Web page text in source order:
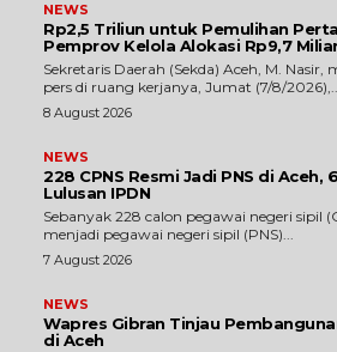
NEWS
Rp2,5 Triliun untuk Pemulihan
Pemprov Kelola Alokasi Rp9,7
‎Sekretaris Daerah (Sekda) Aceh, M. Nasir,
pers di ruang kerjanya, Jumat (7/8/
8 August 2026
NEWS
228 CPNS Resmi Jadi PNS di Aceh,
Lulusan IPDN
Sebanyak 228 calon pegawai negeri sipil
menjadi pegawai negeri sipil (PNS)...
7 August 2026
NEWS
Wapres Gibran Tinjau
di Aceh